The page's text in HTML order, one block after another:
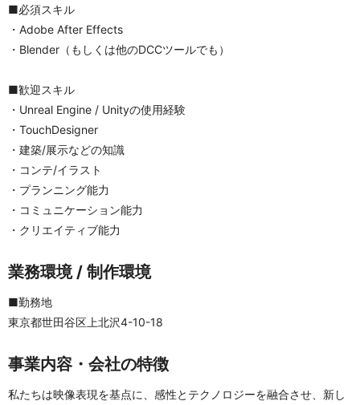
■必須スキル
・Adobe After Effects
・Blender（もしくは他のDCCツールでも）
■歓迎スキル
・Unreal Engine / Unityの使用経験
・TouchDesigner
・建築/展示などの知識
・コンテ/イラスト
・プランニング能力
・コミュニケーション能力
・クリエイティブ能力
業務環境 / 制作環境
■勤務地
東京都世田谷区上北沢4-10-18
事業内容・会社の特徴
私たちは映像表現を基点に、感性とテクノロジーを融合させ、新し